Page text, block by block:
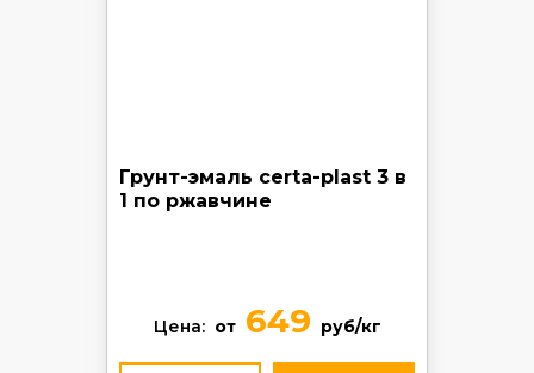
Грунт-эмаль certa-plast 3 в
1 по ржавчине
Цена: от649 руб/кг